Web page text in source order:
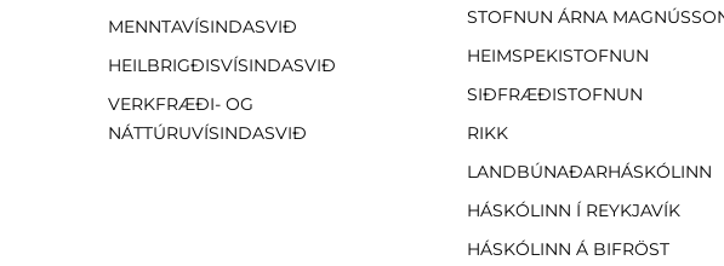
MENNTAVÍSINDASVIÐ
HEILBRIGÐISVÍSINDASVIÐ
VERKFRÆÐI- OG
NÁTTÚRUVÍSINDASVIÐ
STOFNUN ÁRNA
HEIMSPEKISTOFNUN
SIÐFRÆÐISTOFNUN
RIKK
LANDBÚNAÐARHÁSKÓLINN
HÁSKÓLINN Í REYKJAVÍK
HÁSKÓLINN Á BIFRÖST